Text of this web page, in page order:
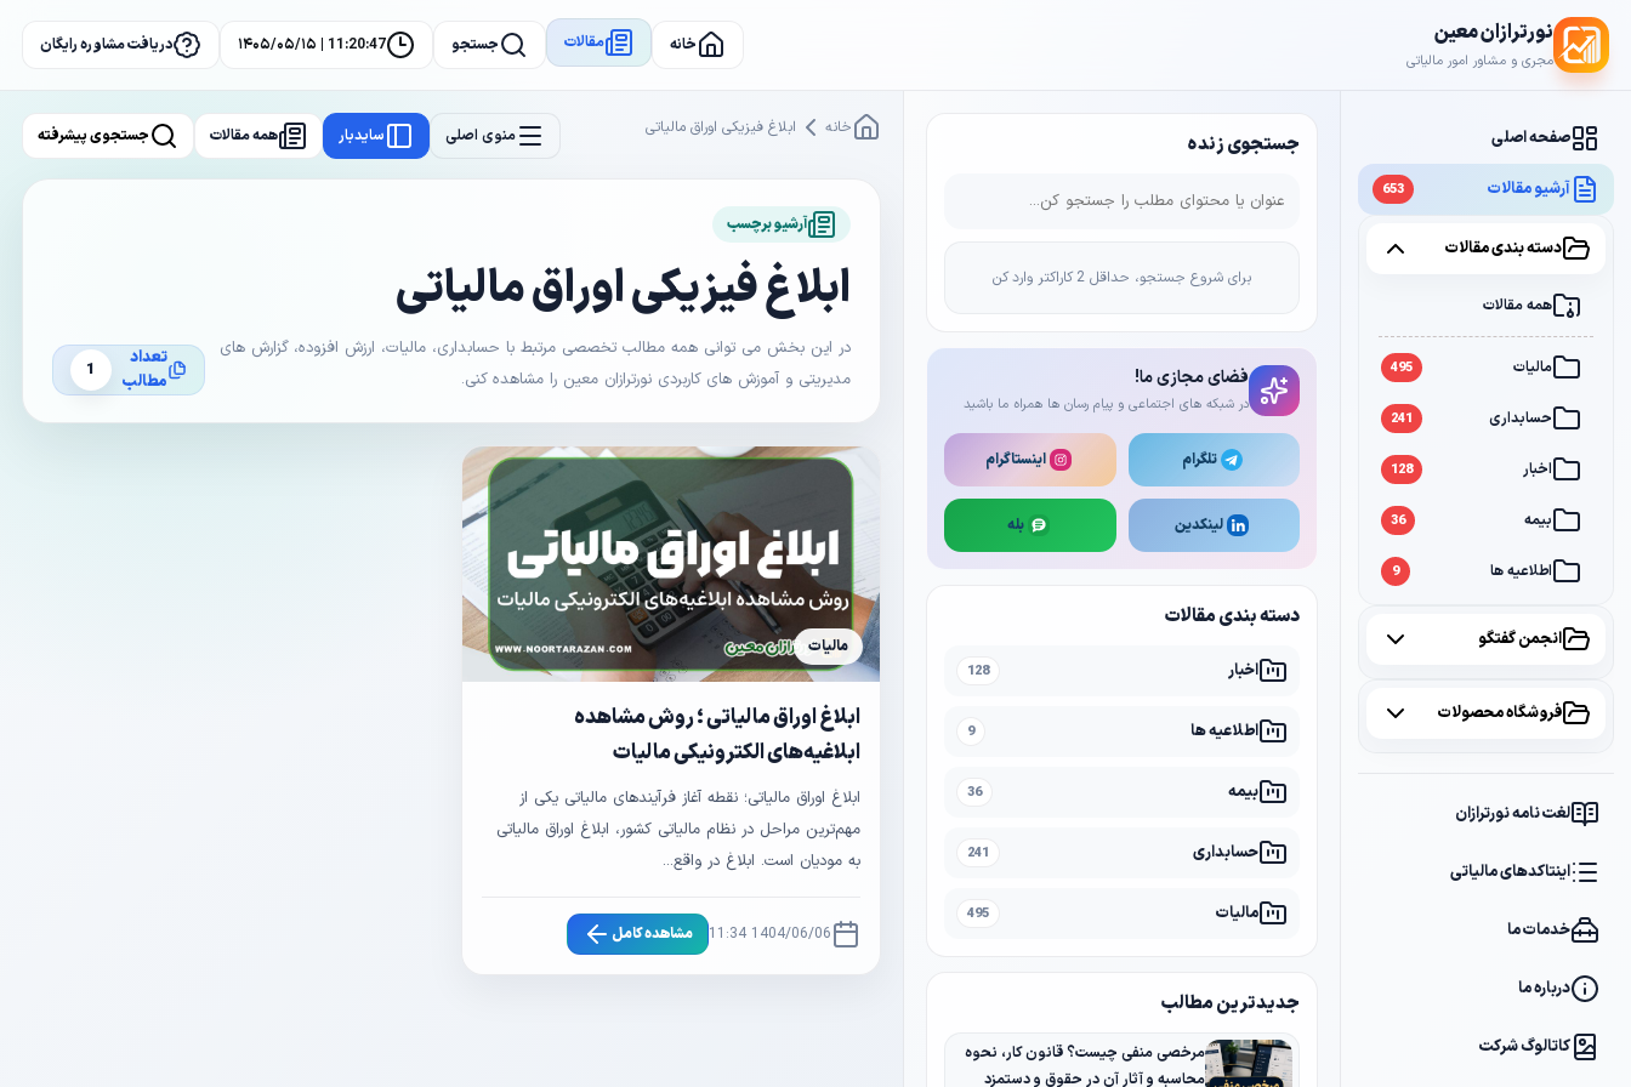
نورترازان معین
مجری و مشاور امور مالیاتی
خانه مقالات جستجو 11:20:47 | ۱۴۰۵/۰۵/۱۵ دریافت مشاوره رایگان
صفحه اصلی
آرشیو مقالات 653
دسته بندی مقالات
همه مقالات
مالیات 495
حسابداری 241
اخبار 128
بیمه 36
اطلاعیه ها 9
انجمن گفتگو
سامانه مودیان
بانک
فروشگاه محصولات
پکیج DVD آموزشی
کتاب ها
فایل های دانلودی
لغت نامه نورترازان
اینتاکدهای مالیاتی
خدمات ما
درباره ما
کاتالوگ شرکت
جستجوی زنده
برای شروع جستجو، حداقل 2 کاراکتر وارد کن
فضای مجازی ما!
در شبکه های اجتماعی و پیام رسان ها همراه ما باشید
تلگرام اینستاگرام
لینکدین بله
دسته بندی مقالات
اخبار 128
اطلاعیه ها 9
بیمه 36
حسابداری 241
مالیات 495
جدیدترین مطالب
مرخصی منفی چیست؟ قانون کار، نحوه
محاسبه و آثار آن در حقوق و دستمزد
خانه ابلاغ فیزیکی اوراق مالیاتی منوی اصلی سایدبار همه مقالات جستجوی پیشرفته
آرشیو برچسب
ابلاغ فیزیکی اوراق مالیاتی
در این بخش می توانی همه مطالب تخصصی مرتبط با حسابداری، مالیات، ارزش افزوده، گزارش های
مدیریتی و آموزش های کاربردی نورترازان معین را مشاهده کنی.
تعداد
مطالب
1
مالیات
ابلاغ اوراق مالیاتی ؛ روش مشاهده
ابلاغیه‌های الکترونیکی مالیات
ابلاغ اوراق مالیاتی؛ نقطه آغاز فرآیندهای مالیاتی یکی از
مهم‌ترین مراحل در نظام مالیاتی کشور، ابلاغ اوراق مالیاتی
به مودیان است. ابلاغ در واقع...
1404/06/06 11:34 مشاهده کامل